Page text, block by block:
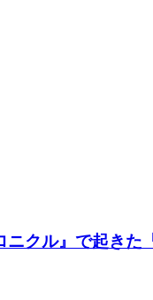
クル』で起きた